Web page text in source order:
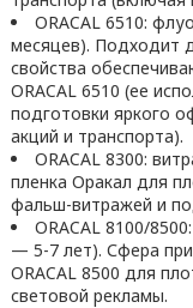
ORACAL 6510:
месяцев). Подходит
свойства
ORACAL 6510 (ее
подготовки яркого
акций и транспорта).
ORACAL 8300:
пленка Оракал для
фальш-витражей и
ORACAL 8100/
— 5-7 лет). Сфера
ORACAL 8500 для
световой рекламы.